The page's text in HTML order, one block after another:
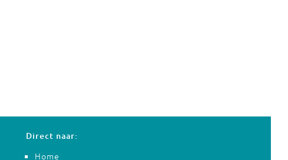
Direct naar:
Home